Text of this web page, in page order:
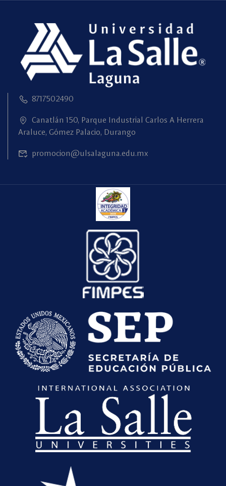
8717502490
Canatlán 150, Parque Industrial Carlos A Herrera
Araluce, Gómez Palacio, Durango
promocion@ulsalaguna.edu.mx